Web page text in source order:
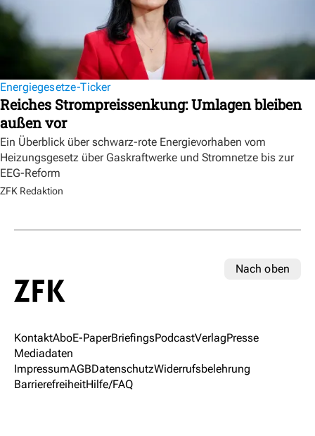
Energiegesetze-Ticker
Reiches Strompreissenkung: Umlagen bleiben
außen vor
Ein Überblick über schwarz-rote Energievorhaben vom
Heizungsgesetz über Gaskraftwerke und Stromnetze bis zur
EEG-Reform
ZFK Redaktion
Nach oben
KontaktAboE-PaperBriefingsPodcastVerlagPresse
Mediadaten
ImpressumAGBDatenschutzWiderrufsbelehrung
BarrierefreiheitHilfe/FAQ